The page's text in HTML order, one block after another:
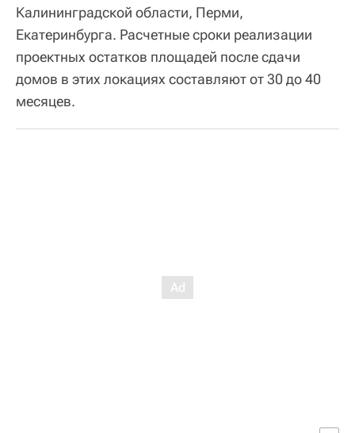
Калининградской области, Перми,
Екатеринбурга. Расчетные сроки реализации
проектных остатков площадей после сдачи
домов в этих локациях составляют от 30 до 40
месяцев.